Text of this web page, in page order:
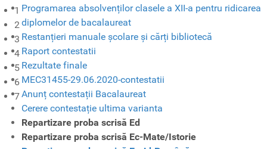
1
2
3
4
5
6
7
Programarea absolvenților clasele a XII-a pentru ridicarea
diplomelor de bacalaureat
Restanțieri manuale școlare și cărți bibliotecă
Raport contestatii
Rezultate finale
MEC31455-29.06.2020-contestatii
Anunț contestații Bacalaureat
Cerere contestație ultima varianta
Repartizare proba scrisă Ed
Repartizare proba scrisă Ec-Mate/Istorie